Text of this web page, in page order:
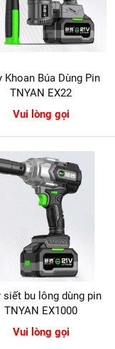
Khoan Búa Dùng Pin
TNYAN EX22
Vui lòng gọi
siết bu lông dùng pin
TNYAN EX1000
Vui lòng gọi